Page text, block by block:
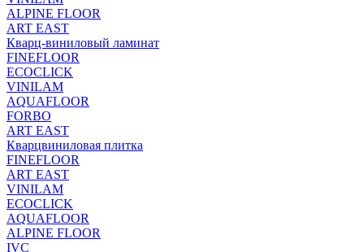
ALPINE FLOOR
ART EAST
Кварц-виниловый ламинат
FINEFLOOR
ECOCLICK
VINILAM
AQUAFLOOR
FORBO
ART EAST
Кварцвиниловая плитка
FINEFLOOR
ART EAST
VINILAM
ECOCLICK
AQUAFLOOR
ALPINE FLOOR
IVC